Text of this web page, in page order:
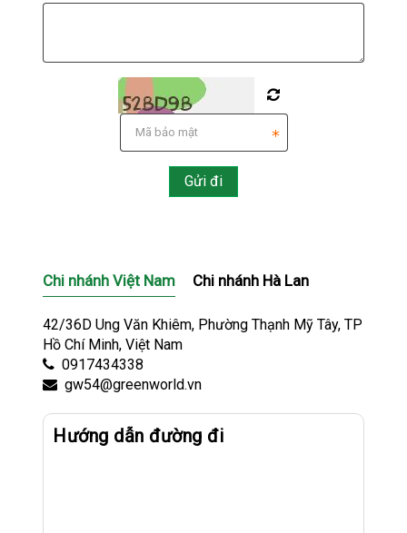
Chi nhánh Việt Nam Chi nhánh Hà Lan
42/36D Ung Văn Khiêm, Phường Thạnh Mỹ Tây, TP
Hồ Chí Minh, Việt Nam
0917434338
gw54@greenworld.vn
Hướng dẫn đường đi